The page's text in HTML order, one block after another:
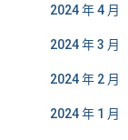
2024 年 4 月
2024 年 3 月
2024 年 2 月
2024 年 1 月